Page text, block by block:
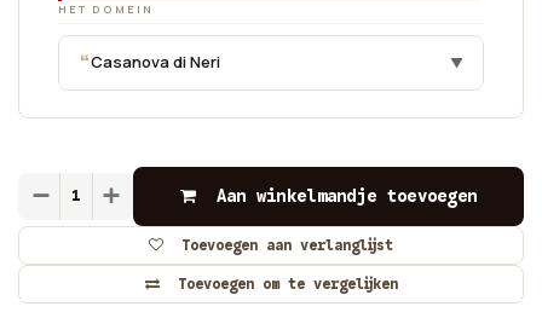
HET DOMEIN
“Casanova di Neri ▼
Aan winkelmandje toevoegen
Toevoegen om te vergelijken
Toevoegen aan verlanglijst